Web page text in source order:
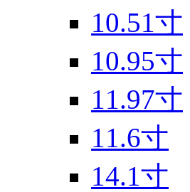
10.51寸
10.95寸
11.97寸
11.6寸
14.1寸